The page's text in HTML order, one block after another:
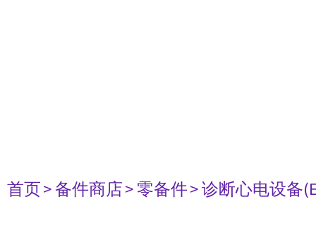
首页> 备件商店> 零备件> 诊断心电设备